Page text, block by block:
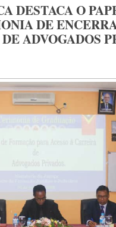
DESTACA O
DE
ADVOGADOS